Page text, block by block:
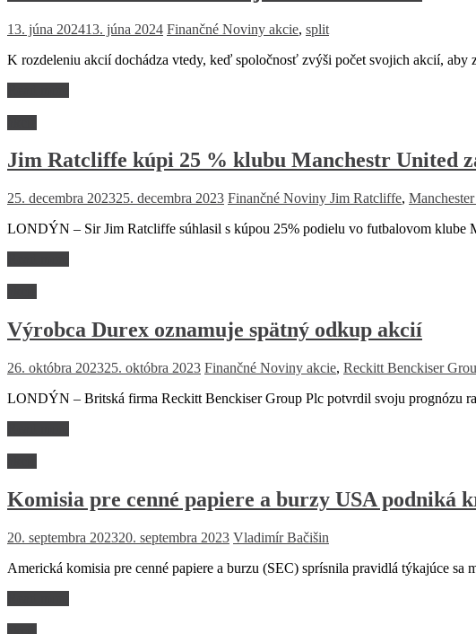
13. júna 202413. júna 2024 Finančné Noviny akcie, split
K rozdeleniu akcií dochádza vtedy, keď spoločnosť zvýši počet svojich akcií,
Jim Ratcliffe kúpi 25 % klubu Manchestr United
25. decembra 202325. decembra 2023 Finančné Noviny Jim Ratcliffe,
LONDÝN – Sir Jim Ratcliffe súhlasil s kúpou 25% podielu vo futbalovom klube
Výrobca Durex oznamuje spätný odkup akcií
26. októbra 202325. októbra 2023 Finančné Noviny akcie, Reckitt Benckiser
LONDÝN – Britská firma Reckitt Benckiser Group Plc potvrdil svoju prognózu
Komisia pre cenné papiere a burzy USA podniká
20. septembra 202320. septembra 2023 Vladimír Bačišin
Americká komisia pre cenné papiere a burzu (SEC) sprísnila pravidlá týkajúce